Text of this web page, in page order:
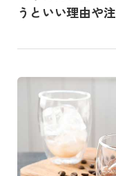
うといい理由や
記事を読む